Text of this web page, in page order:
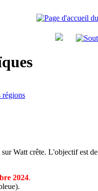
régions
Watt crête. L'objectif est
2024.